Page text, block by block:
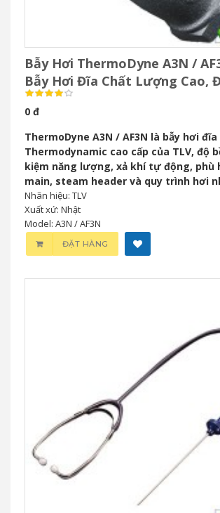
Bẫy Hơi ThermoDyne A3N /
Bẫy Hơi Đĩa Chất Lượng Cao,
Vượt Trội
0 đ
ThermoDyne A3N / AF3N là bẫy hơi đĩa
Thermodynamic cao cấp của TLV, độ
kiệm năng lượng, xả khí tự động, phù
main, steam header và quy trình hơi
Nhãn hiệu: TLV
Xuất xứ: Nhật
Model: A3N / AF3N
ĐẶT HÀNG